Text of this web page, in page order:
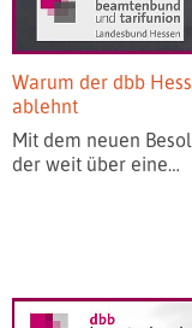
Warum der dbb
ablehnt
Mit dem neuen
der weit über eine…